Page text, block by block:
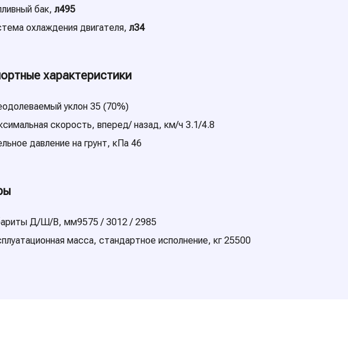
бак, л495
охлаждения двигателя, л34
характеристики
уклон 35 (70%)
скорость, вперед/ назад, км/ч 3.1/4.8
давление на грунт, кПа 46
Д/Ш/В, мм9575 / 3012 / 2985
масса, cтандартное исполнение, кг 25500